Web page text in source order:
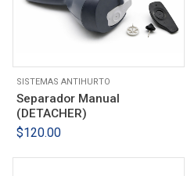
SISTEMAS ANTIHURTO
Separador Manual
(DETACHER)
$120.00